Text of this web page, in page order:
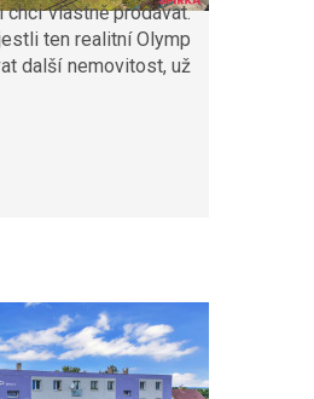
vlastně prodávat.
ten realitní Olymp
další nemovitost, už